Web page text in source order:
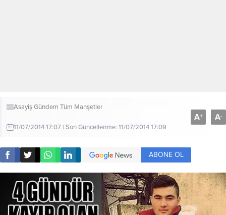
AsayişGündem Tüm Manşetler
11/07/2014 17:07 | Son Güncellenme: 11/07/2014 17:09
A+ A-
ABONE OL